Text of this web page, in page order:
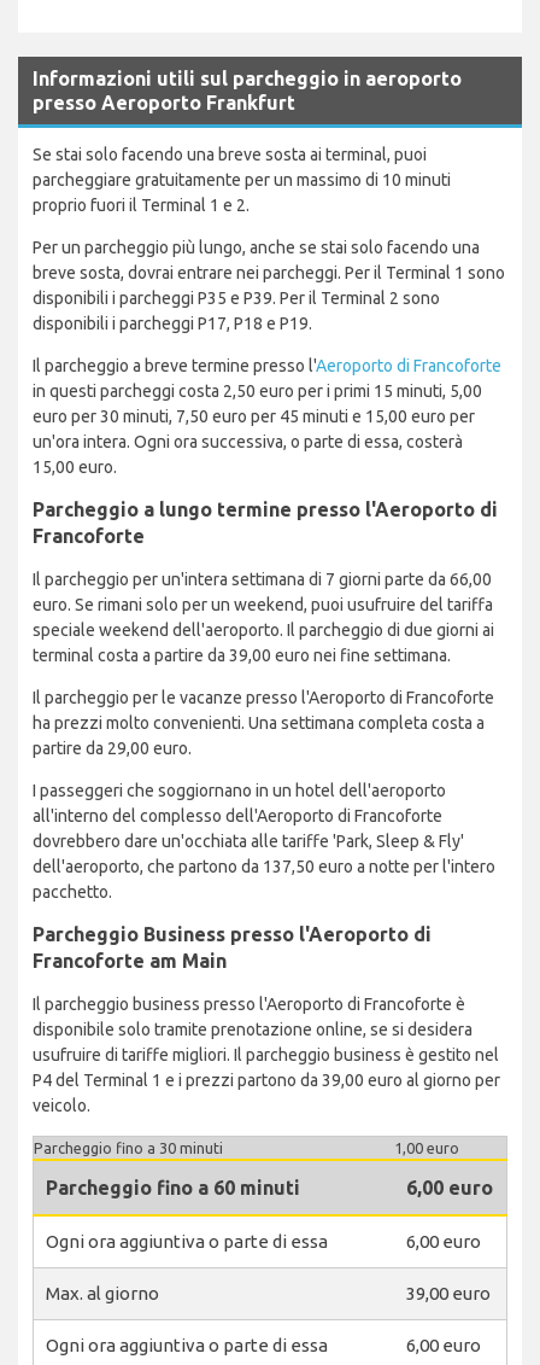
Informazioni utili sul parcheggio in aeroporto
presso Aeroporto Frankfurt
Se stai solo facendo una breve sosta ai terminal, puoi
parcheggiare gratuitamente per un massimo di 10 minuti
proprio fuori il Terminal 1 e 2.
Per un parcheggio più lungo, anche se stai solo facendo una
breve sosta, dovrai entrare nei parcheggi. Per il Terminal 1 sono
disponibili i parcheggi P35 e P39. Per il Terminal 2 sono
disponibili i parcheggi P17, P18 e P19.
Il parcheggio a breve termine presso l'Aeroporto di Francoforte
in questi parcheggi costa 2,50 euro per i primi 15 minuti, 5,00
euro per 30 minuti, 7,50 euro per 45 minuti e 15,00 euro per
un'ora intera. Ogni ora successiva, o parte di essa, costerà
15,00 euro.
Parcheggio a lungo termine presso l'Aeroporto di
Francoforte
Il parcheggio per un'intera settimana di 7 giorni parte da 66,00
euro. Se rimani solo per un weekend, puoi usufruire del tariffa
speciale weekend dell'aeroporto. Il parcheggio di due giorni ai
terminal costa a partire da 39,00 euro nei fine settimana.
Il parcheggio per le vacanze presso l'Aeroporto di Francoforte
ha prezzi molto convenienti. Una settimana completa costa a
partire da 29,00 euro.
I passeggeri che soggiornano in un hotel dell'aeroporto
all'interno del complesso dell'Aeroporto di Francoforte
dovrebbero dare un'occhiata alle tariffe 'Park, Sleep & Fly'
dell'aeroporto, che partono da 137,50 euro a notte per l'intero
pacchetto.
Parcheggio Business presso l'Aeroporto di
Francoforte am Main
Il parcheggio business presso l'Aeroporto di Francoforte è
disponibile solo tramite prenotazione online, se si desidera
usufruire di tariffe migliori. Il parcheggio business è gestito nel
P4 del Terminal 1 e i prezzi partono da 39,00 euro al giorno per
veicolo.
Parcheggio fino a 30 minuti 1,00 euro
Parcheggio fino a 60 minuti 6,00 euro
Ogni ora aggiuntiva o parte di essa 6,00 euro
Max. al giorno 39,00 euro
Ogni ora aggiuntiva o parte di essa 6,00 euro